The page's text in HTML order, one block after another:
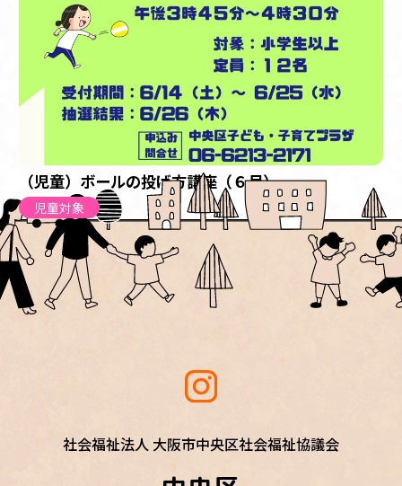
（児童）ボールの投げ方講座（６月）
児童対象
社会福祉法人 大阪市中央区社会福祉協議会